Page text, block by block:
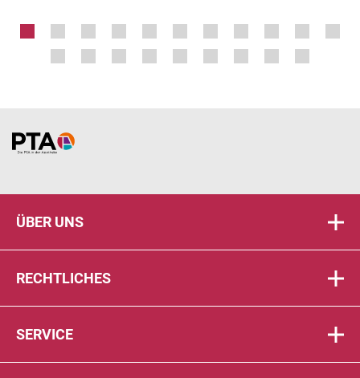
Home
ÜBER UNS
RECHTLICHES
SERVICE